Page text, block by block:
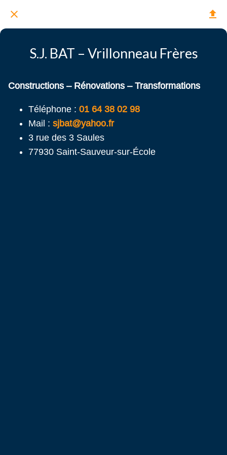
S.J. BAT – Vrillonneau Frères
Constructions – Rénovations – Transformations
Téléphone : 01 64 38 02 98
Mail : sjbat@yahoo.fr
3 rue des 3 Saules
77930 Saint-Sauveur-sur-École